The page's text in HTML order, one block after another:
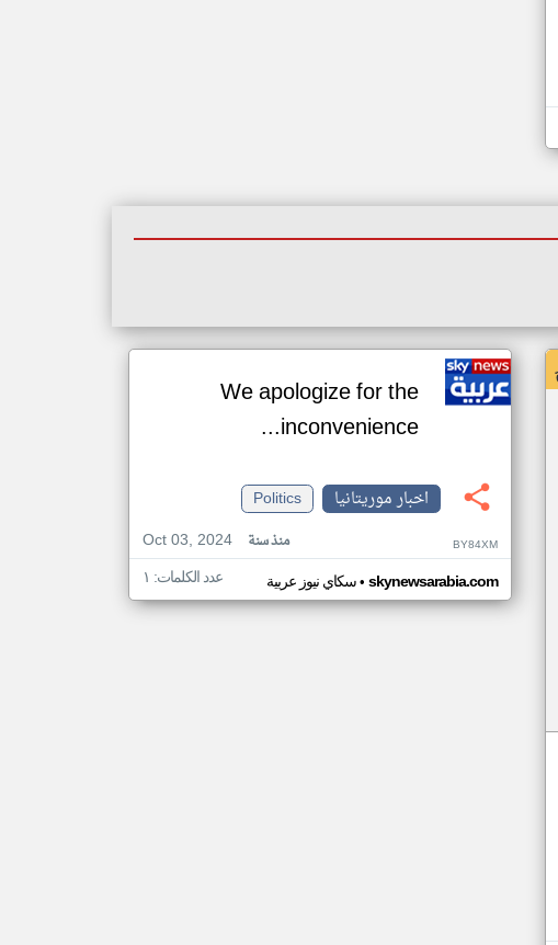
We apologize for the
inconvenience...
اخبار موريتانيا
Politics
Oct 03, 2024
منذ سنة BY84XM
سكاي نيوز عربية• skynewsarabia.com عدد الكلمات: ١